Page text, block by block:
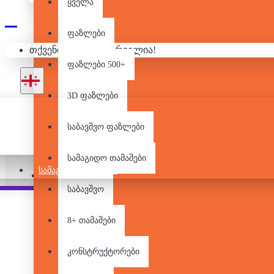
ᲡᲐᲛᲐᲒᲘᲓᲝ ᲗᲐᲛᲐᲨᲔᲑᲘ
ყველა
ფაზლები
ფაზლები 500+
3D ფაზლები
საბავშვო ფაზლები
სამაგიდო თამაშები
საბავშვო
8+ თამაშები
კონსტრუქტორები
თქვენი კალათა ცარიელია!
ᲚᲔᲒᲝ -
Pair it With